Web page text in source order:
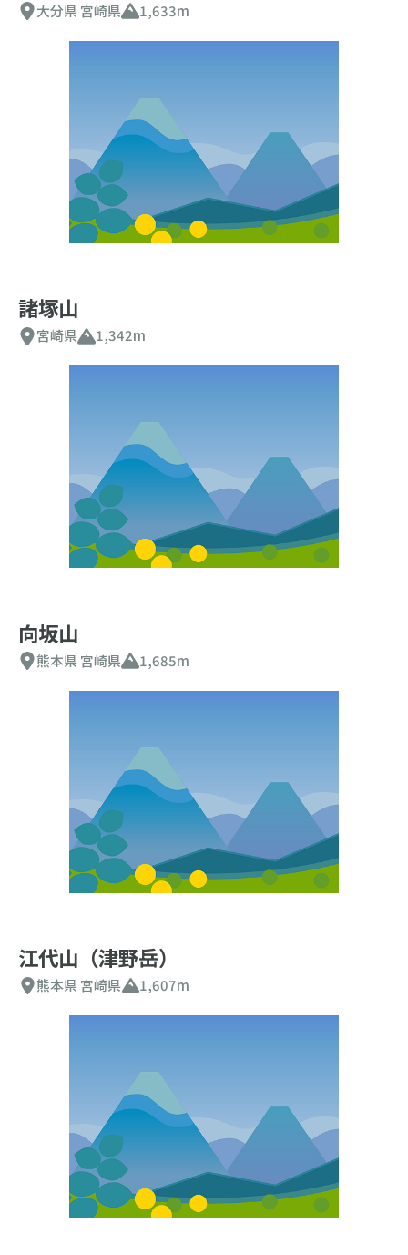
大分県 宮崎県 1,633m
諸塚山
宮崎県 1,342m
向坂山
熊本県 宮崎県 1,685m
江代山（津野岳）
熊本県 宮崎県 1,607m